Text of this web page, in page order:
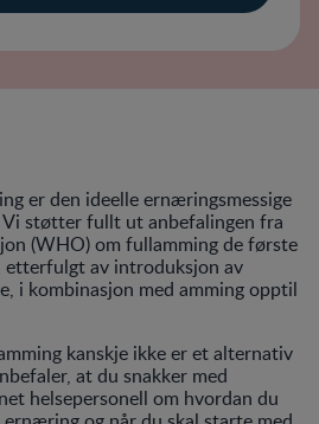
er den ideelle ernæringsmessige
støtter fullt ut anbefalingen fra
(WHO) om fullamming de første
etterfulgt av introduksjon av
i kombinasjon med amming opptil
kanskje ikke er et alternativ
at du snakker med
helsepersonell om hvordan du